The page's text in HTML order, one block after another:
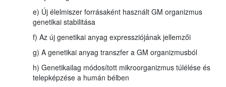
e) Új élelmiszer forrásaként használt GM organizmus
genetikai stabilitása
f) Az új genetikai anyag expressziójának jellemzői
g) A genetikai anyag transzfer a GM organizmusból
h) Genetikailag módosított mikroorganizmus túlélése és
telepképzése a humán bélben